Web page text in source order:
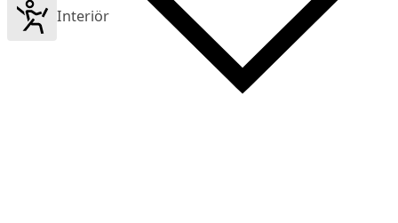
Interiör